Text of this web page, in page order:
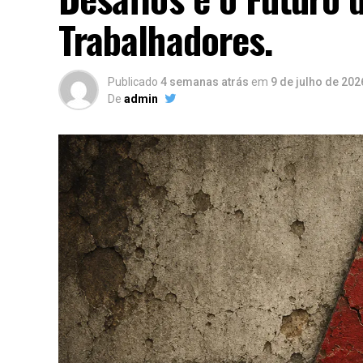
Trabalhadores.
Publicado 4 semanas atrás em 9 de julho de
De admin